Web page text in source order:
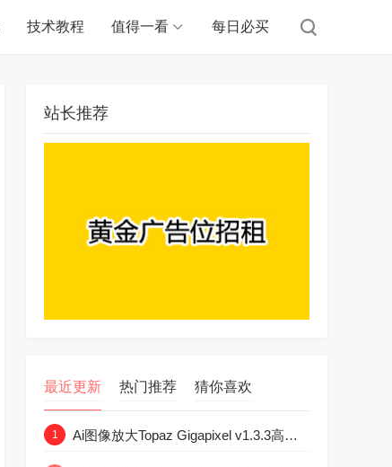
技术教程 值得一看 每日必买
站长推荐
最近更新 热门推荐 猜你喜欢
1 Ai图像放大Topaz Gigapixel v1.3.3高级版